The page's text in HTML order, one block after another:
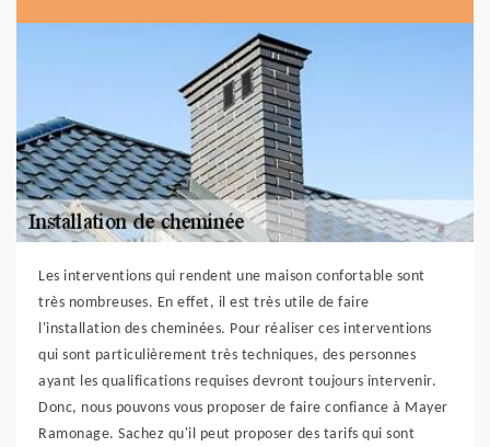
Les interventions qui rendent une maison confortable sont
très nombreuses. En effet, il est très utile de faire
l'installation des cheminées. Pour réaliser ces interventions
qui sont particulièrement très techniques, des personnes
ayant les qualifications requises devront toujours intervenir.
Donc, nous pouvons vous proposer de faire confiance à Mayer
Ramonage. Sachez qu'il peut proposer des tarifs qui sont